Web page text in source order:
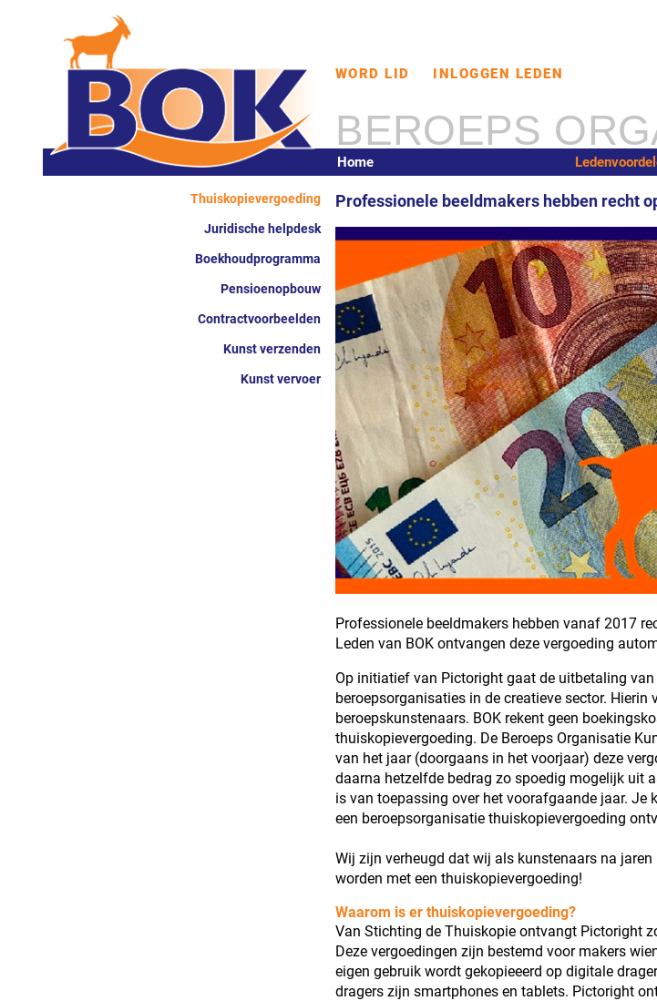
WORD LID INLOGGEN LEDEN
BEROEPS
Home
Thuiskopievergoeding
Juridische helpdesk
Boekhoudprogramma
Pensioenopbouw
Contractvoorbeelden
Kunst verzenden
Kunst vervoer
Professionele beeldmakers hebben recht
Professionele beeldmakers hebben vanaf 2017
Leden van BOK ontvangen deze vergoeding
Op initiatief van Pictoright gaat de uitbetaling
beroepsorganisaties in de creatieve sector. Hierin
beroepskunstenaars. BOK rekent geen
thuiskopievergoeding. De Beroeps Organisatie
van het jaar (doorgaans in het voorjaar) deze
daarna hetzelfde bedrag zo spoedig mogelijk uit
is van toepassing over het voorafgaande jaar. Je
een beroepsorganisatie thuiskopievergoeding
Wij zijn verheugd dat wij als kunstenaars na
worden met een thuiskopievergoeding!
Waarom is er thuiskopievergoeding?
Van Stichting de Thuiskopie ontvangt Pictoright
Deze vergoedingen zijn bestemd voor makers
eigen gebruik wordt gekopieeerd op digitale
dragers zijn smartphones en tablets. Pictoright